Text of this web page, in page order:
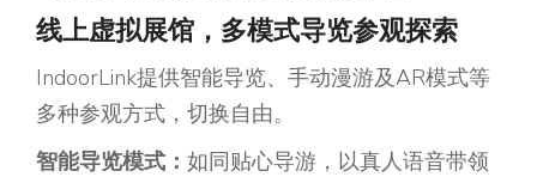
线上虚拟展馆，多模式导览参观探索
IndoorLink提供智能导览、手动漫游及AR模式等
多种参观方式，切换自由。
智能导览模式 ： 如同贴心导游，以真人语音带领